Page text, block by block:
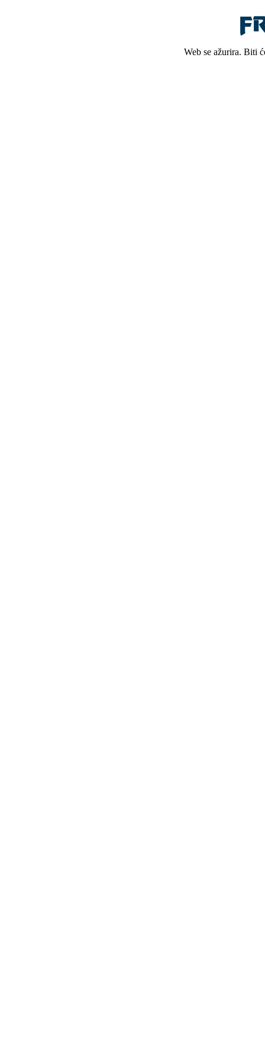
Web se ažurira. Biti